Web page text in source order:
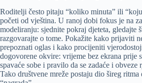
Roditelji često pitaju “koliko minuta” ili
početi od vještina. U ranoj dobi fokus je na
modeliranju: sjednite pokraj djeteta, gledajte
razgovarajte o tome. Pokažite kako prijaviti
prepoznati oglas i kako procijeniti
dogovorene okvire: vrijeme bez ekrana prije
spavaće sobe i pravilo da se zadaće i obveze
Tako društvene mreže postaju dio šireg ritma